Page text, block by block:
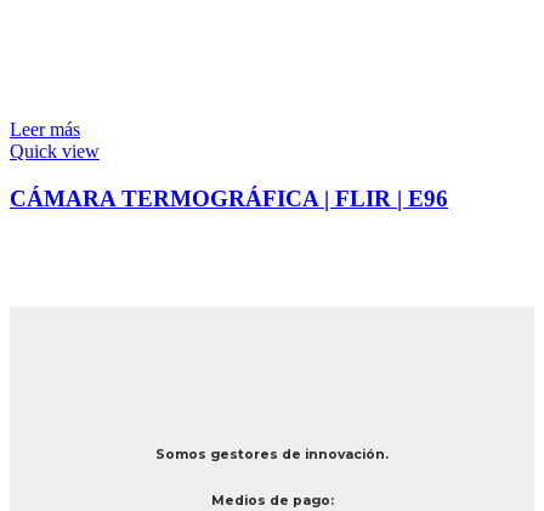
Leer más
Quick view
CÁMARA TERMOGRÁFICA | FLIR | E96
Somos gestores de innovación.
Medios de pago: